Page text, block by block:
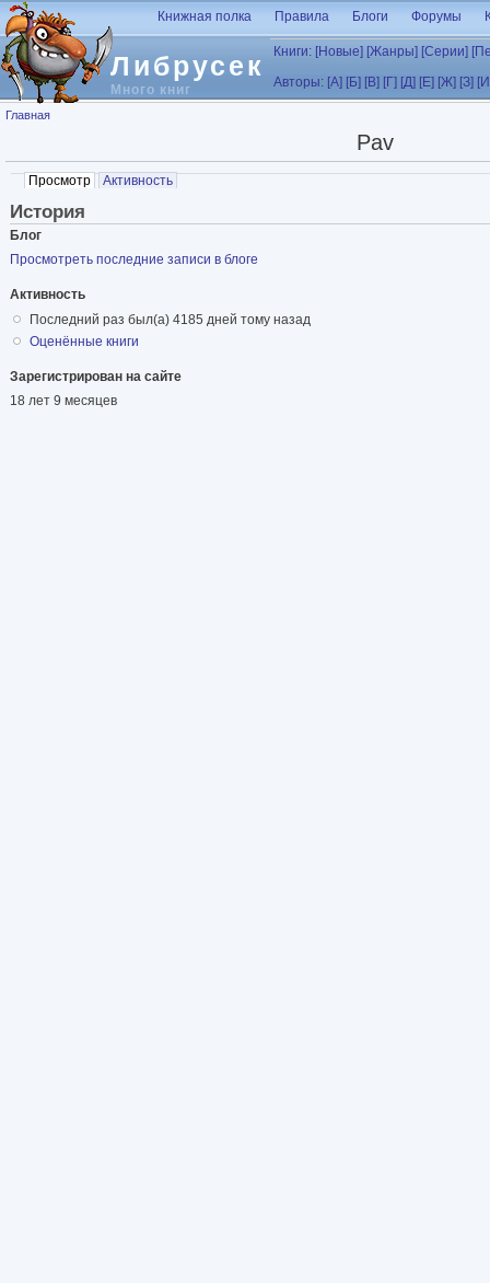
Перейти к основному содержанию
Либрусек
Много книг
Книжная полка Правила Блоги Форумы
Книги: [Новые] [Жанры] [Серии]
Авторы: [А] [Б] [В] [Г] [Д] [Е] [Ж] [З]
Вы здесь
Главная
Pav
Главные вкладки
Просмотр (активная вкладка)
Активность
История
Блог
Просмотреть последние записи в блоге
Активность
Последний раз был(а) 4185 дней тому назад
Оценённые книги
Зарегистрирован на сайте
18 лет 9 месяцев